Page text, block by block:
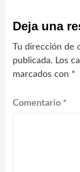
Deja una
Tu dirección de
publicada. Los
marcados con *
Comentario *